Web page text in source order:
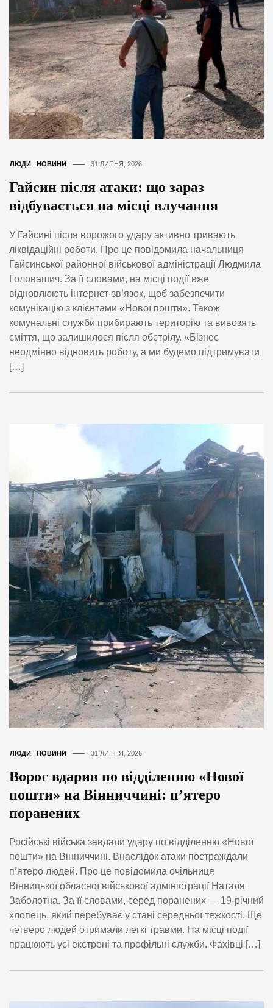
ЛЮДИ НОВИНИ 31 ЛИПНЯ, 2026
Гайсин після атаки: що зараз
відбувається на місці влучання
У Гайсині після ворожого удару активно тривають
ліквідаційні роботи. Про це повідомила начальниця
Гайсинської районної військової адміністрації Людмила
Головашич. За її словами, на місці події вже
відновлюють інтернет-зв’язок, щоб забезпечити
комунікацію з клієнтами «Нової пошти». Також
комунальні служби прибирають територію та вивозять
сміття, що залишилося після обстрілу. «Бізнес
неодмінно відновить роботу, а ми будемо підтримувати
[…]
ЛЮДИ НОВИНИ 31 ЛИПНЯ, 2026
Ворог вдарив по відділенню «Нової
пошти» на Вінниччині: п’ятеро
поранених
Російські війська завдали удару по відділенню «Нової
пошти» на Вінниччині. Внаслідок атаки постраждали
п’ятеро людей. Про це повідомила очільниця
Вінницької обласної військової адміністрації Наталя
Заболотна. За її словами, серед поранених — 19-річний
хлопець, який перебуває у стані середньої тяжкості. Ще
четверо людей отримали легкі травми. На місці події
працюють усі екстрені та профільні служби. Фахівці […]